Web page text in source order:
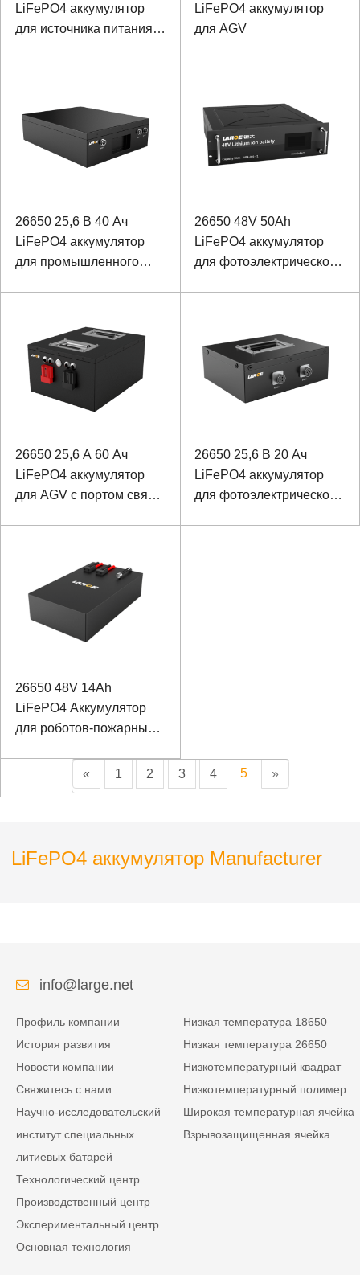
LiFePO4 аккумулятор
для источника питания
LiFePO4 аккумулятор
для AGV
26650 25,6 В 40 Ач
LiFePO4 аккумулятор
для промышленного
26650 48V 50Ah
LiFePO4 аккумулятор
для фотоэлектрического
26650 25,6 А 60 Ач
LiFePO4 аккумулятор
для AGV с портом связи
26650 25,6 В 20 Ач
LiFePO4 аккумулятор
для фотоэлектрического
26650 48V 14Ah
LiFePO4 Аккумулятор
для роботов-пожарных с
«
1 2 3 4 5 »
LiFePO4 аккумулятор Manufacturer
info@large.net
Профиль компании
История развития
Новости компании
Свяжитесь с нами
Научно-исследовательский
институт специальных
литиевых батарей
Технологический центр
Производственный центр
Экспериментальный центр
Основная технология
Низкая температура 18650
Низкая температура 26650
Низкотемпературный квадрат
Низкотемпературный полимер
Широкая температурная ячейка
Взрывозащищенная ячейка